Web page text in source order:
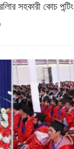
সহকারী কোচ পন্টিং